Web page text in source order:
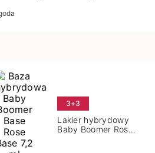
3+3
Lakier hybrydowy
Baby Boomer Rose